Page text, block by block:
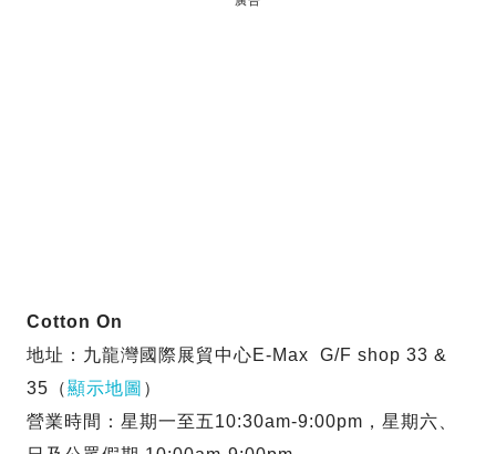
Cotton On
地址：九龍灣國際展貿中心E-Max G/F shop 33 &
35（顯示地圖 ）
營業時間：星期一至五10:30am-9:00pm，星期六、